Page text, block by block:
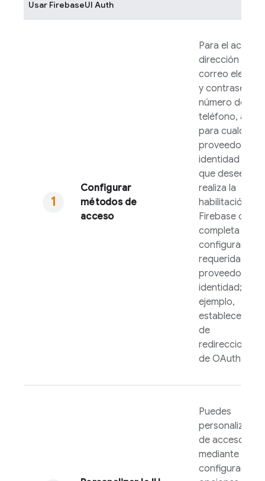
Usar FirebaseUI Auth
Configurar
métodos de
acceso
Para el
dirección de
correo
y contraseña o
número de
teléfono, así
para cualquier
proveedor de
identidad
que desees
realiza la
habilitación en
Firebase
completa la
configuración
requerida por
proveedor de
identidad; por
ejemplo,
establecer la
de
de OAuth.
Puedes
personalizar la
de acceso
mediante la
configuración